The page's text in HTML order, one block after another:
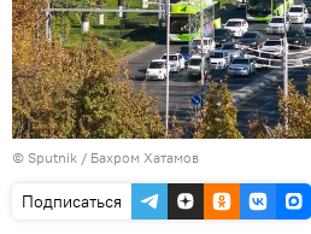
© Sputnik / Бахром Хатамов
Подписаться